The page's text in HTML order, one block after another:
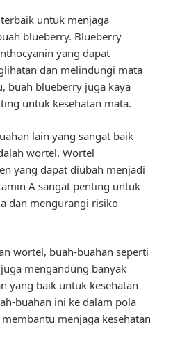
untuk menjaga
blueberry. Blueberry
yang dapat
dan melindungi mata
buah blueberry juga kaya
untuk kesehatan mata.
lain yang sangat baik
wortel. Wortel
yang dapat diubah menjadi
A sangat penting untuk
dan mengurangi risiko
wortel, buah-buahan seperti
mengandung banyak
yang baik untuk kesehatan
buahan ini ke dalam pola
menjaga kesehatan